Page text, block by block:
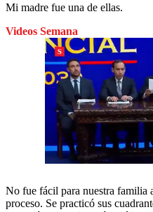
Mi madre fue una de ellas.
Videos Semana
No fue fácil para nuestra familia
proceso. Se practicó sus